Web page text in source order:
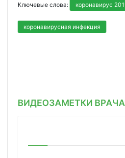
Ключевые слова: коронавирус
коронавирусная инфекция
ВИДЕОЗАМЕТКИ ВРАЧА